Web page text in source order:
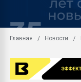
Главная Новости